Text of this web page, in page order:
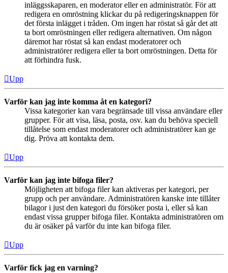
inläggsskaparen, en moderator eller en administratör. För att
redigera en omröstning klickar du på redigeringsknappen för
det första inlägget i tråden. Om ingen har röstat så går det att
ta bort omröstningen eller redigera alternativen. Om någon
däremot har röstat så kan endast moderatorer och
administratörer redigera eller ta bort omröstningen. Detta för
att förhindra fusk.
Upp
Varför kan jag inte komma åt en kategori?
Vissa kategorier kan vara begränsade till vissa användare eller
grupper. För att visa, läsa, posta, osv. kan du behöva speciell
tillåtelse som endast moderatorer och administratörer kan ge
dig. Pröva att kontakta dem.
Upp
Varför kan jag inte bifoga filer?
Möjligheten att bifoga filer kan aktiveras per kategori, per
grupp och per användare. Administratören kanske inte tillåter
bilagor i just den kategori du försöker posta i, eller så kan
endast vissa grupper bifoga filer. Kontakta administratören om
du är osäker på varför du inte kan bifoga filer.
Upp
Varför fick jag en varning?